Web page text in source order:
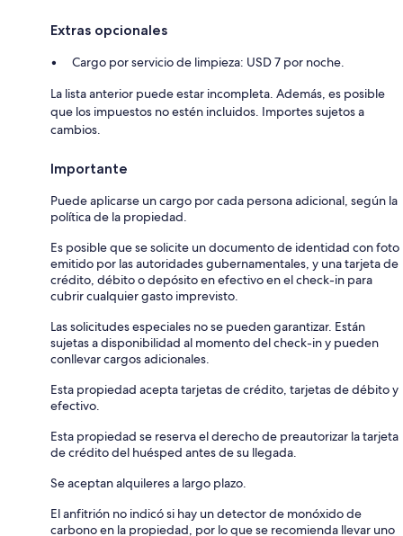
Extras opcionales
Cargo por servicio de limpieza: USD 7 por noche.
La lista anterior puede estar incompleta. Además, es posible
que los impuestos no estén incluidos. Importes sujetos a
cambios.
Importante
Puede aplicarse un cargo por cada persona adicional, según la
política de la propiedad.
Es posible que se solicite un documento de identidad con foto
emitido por las autoridades gubernamentales, y una tarjeta de
crédito, débito o depósito en efectivo en el check-in para
cubrir cualquier gasto imprevisto.
Las solicitudes especiales no se pueden garantizar. Están
sujetas a disponibilidad al momento del check-in y pueden
conllevar cargos adicionales.
Esta propiedad acepta tarjetas de crédito, tarjetas de débito y
efectivo.
Esta propiedad se reserva el derecho de preautorizar la tarjeta
de crédito del huésped antes de su llegada.
Se aceptan alquileres a largo plazo.
El anfitrión no indicó si hay un detector de monóxido de
carbono en la propiedad, por lo que se recomienda llevar uno